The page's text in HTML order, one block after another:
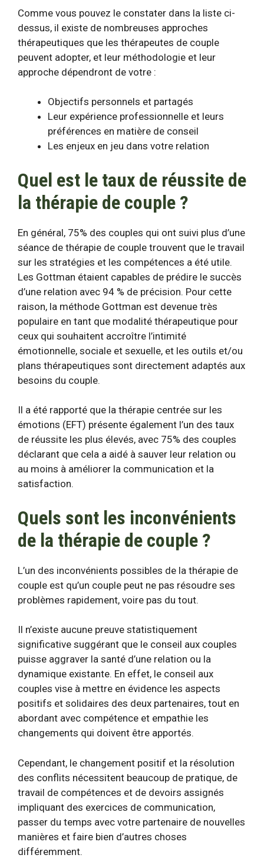
Comme vous pouvez le constater dans la liste ci-
dessus, il existe de nombreuses approches
thérapeutiques que les thérapeutes de couple
peuvent adopter, et leur méthodologie et leur
approche dépendront de votre :
Objectifs personnels et partagés
Leur expérience professionnelle et leurs
préférences en matière de conseil
Les enjeux en jeu dans votre relation
Quel est le taux de réussite de
la thérapie de couple ?
En général, 75% des couples qui ont suivi plus d’une
séance de thérapie de couple trouvent que le travail
sur les stratégies et les compétences a été utile.
Les Gottman étaient capables de prédire le succès
d’une relation avec 94 % de précision. Pour cette
raison, la méthode Gottman est devenue très
populaire en tant que modalité thérapeutique pour
ceux qui souhaitent accroître l’intimité
émotionnelle, sociale et sexuelle, et les outils et/ou
plans thérapeutiques sont directement adaptés aux
besoins du couple.
Il a été rapporté que la thérapie centrée sur les
émotions (EFT) présente également l’un des taux
de réussite les plus élevés, avec 75% des couples
déclarant que cela a aidé à sauver leur relation ou
au moins à améliorer la communication et la
satisfaction.
Quels sont les inconvénients
de la thérapie de couple ?
L’un des inconvénients possibles de la thérapie de
couple est qu’un couple peut ne pas résoudre ses
problèmes rapidement, voire pas du tout.
Il n’existe aucune preuve statistiquement
significative suggérant que le conseil aux couples
puisse aggraver la santé d’une relation ou la
dynamique existante. En effet, le conseil aux
couples vise à mettre en évidence les aspects
positifs et solidaires des deux partenaires, tout en
abordant avec compétence et empathie les
changements qui doivent être apportés.
Cependant, le changement positif et la résolution
des conflits nécessitent beaucoup de pratique, de
travail de compétences et de devoirs assignés
impliquant des exercices de communication,
passer du temps avec votre partenaire de nouvelles
manières et faire bien d’autres choses
différemment.